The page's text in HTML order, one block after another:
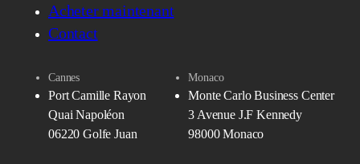
Acheter maintenant
Contact
Cannes
Port Camille Rayon
Quai Napoléon
06220 Golfe Juan
Monaco
Monte Carlo Business Center
3 Avenue J.F Kennedy
98000 Monaco